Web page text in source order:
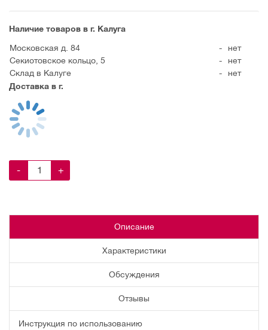
Наличие товаров в г. Калуга
Московская д. 84
-
нет
Секиотовское кольцо, 5
-
нет
Склад в Калуге
-
нет
Доставка в г.
- +
Описание
Характеристики
Обсуждения
Отзывы
Инструкция по использованию